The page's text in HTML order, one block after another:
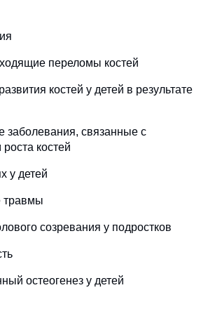
переломы костей
костей у детей в результате
заболевания, связанные с
костей
у детей
травмы
созревания у подростков
остеогенез у детей